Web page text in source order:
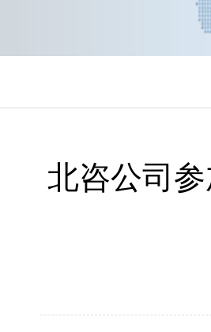
北咨公司